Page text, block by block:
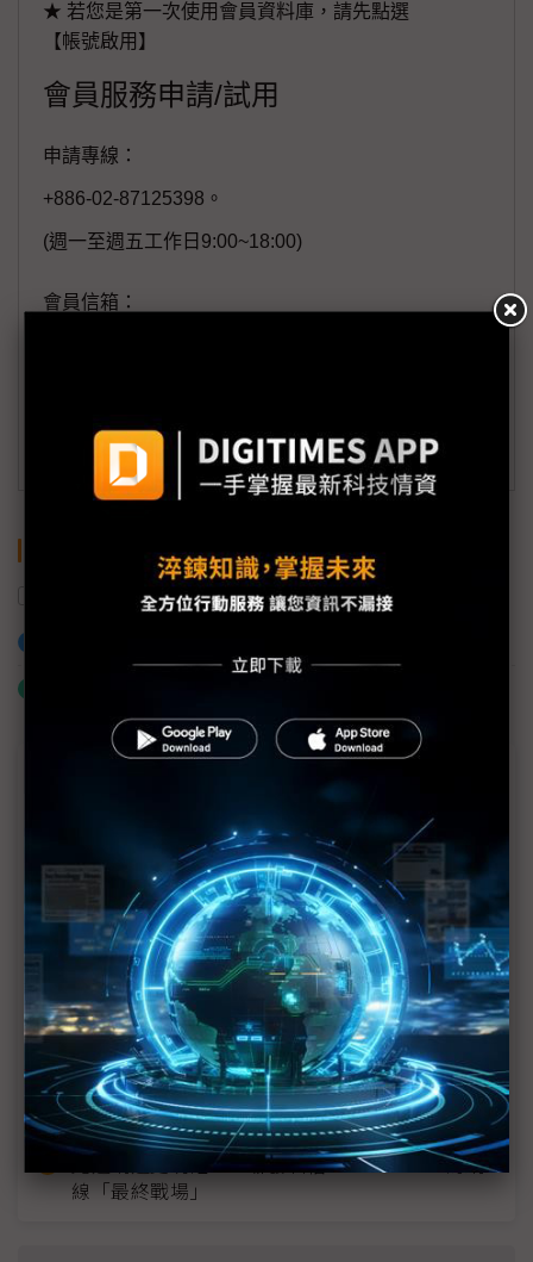
★ 若您是第一次使用會員資料庫，請先點選
【帳號啟用】
會員服務申請/試用
申請專線：
+886-02-87125398。
(週一至週五工作日9:00~18:00)
會員信箱：
訂閱DIGITIMES 行動版
中國 AI晶片
MLCC訂單過熱、出貨比創高 村田示警全球AI基
建熱潮將趨緩
2027全年記憶體產能提前售罄 買家「祕而不
宣」只怕買不夠
英特爾EMIB良率達標 聯發科第2代ASIC產品
2028準時量產
SpaceX晶片採購大轉向 Elon Musk捨超微全面
採用NVIDIA
光進銅退更明確？ 聯發科估SerDes 448G為銅
線「最終戰場」